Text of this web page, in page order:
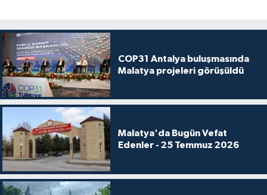
COP31 Antalya buluşmasında
Malatya projeleri görüşüldü
Malatya'da Bugün Vefat
Edenler - 25 Temmuz 2026